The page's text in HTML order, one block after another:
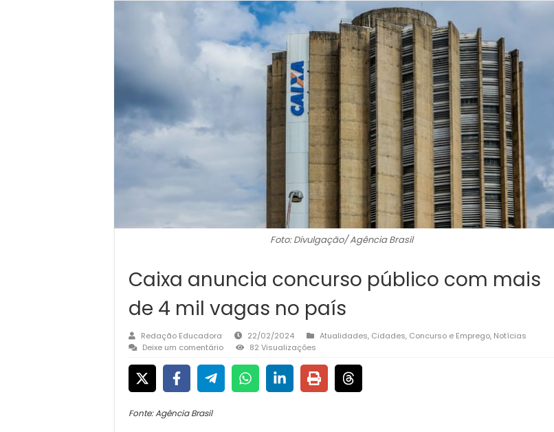
Foto: Divulgação/ Agência Brasil
Caixa anuncia concurso público com mais
de 4 mil vagas no país
Redação Educadora 22/02/2024 Atualidades, Cidades, Concurso e Emprego, Notícias
Deixe um comentário
82 Visualizações
Fonte: Agência Brasil